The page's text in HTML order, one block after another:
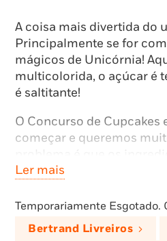
A coisa mais divertida do
Principalmente se for
mágicos de Unicórnia!
multicolorida, o açúcar é
é saltitante!
O Concurso de Cupcakes
começar e queremos
seus segredos… e os
Conseguiremos que a
desastre?
Ler mais
Temporariamente Esgotado.
Bertrand Livreiros